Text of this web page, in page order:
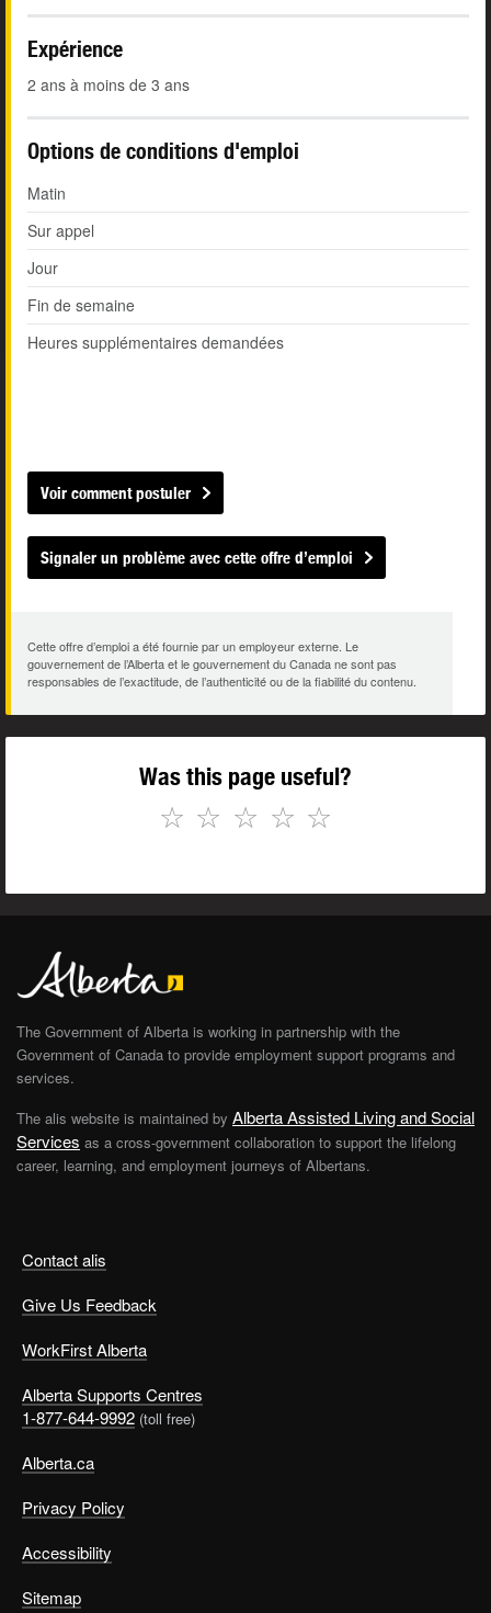
Expérience
2 ans à moins de 3 ans
Options de conditions d'emploi
Matin
Sur appel
Jour
Fin de semaine
Heures supplémentaires demandées
Voir comment postuler
Signaler un problème avec cette offre d’emploi
Cette offre d’emploi a été fournie par un employeur externe. Le
gouvernement de l’Alberta et le gouvernement du Canada ne sont pas
responsables de l’exactitude, de l’authenticité ou de la fiabilité du contenu.
Was this page useful?
☆
☆
☆
☆
☆
Contact alis
Give Us Feedback
WorkFirst Alberta
Alberta Supports Centres
1-877-644-9992 (toll free)
Alberta.ca
Privacy Policy
Accessibility
Sitemap
The Government of Alberta is working in partnership with the
Government of Canada to provide employment support programs and
services.
The alis website is maintained by Alberta Assisted Living and Social
Services as a cross-government collaboration to support the lifelong
career, learning, and employment journeys of Albertans.